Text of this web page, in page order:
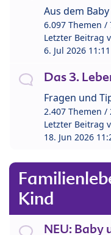
Aus dem
6.097 Themen /
Letzter Beitrag
6. Jul 2026 11:11
Das 3.
Fragen und
2.407 Themen /
Letzter Beitrag
18. Jun 2026
Kind
NEU: Baby